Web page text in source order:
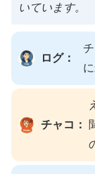
いています。
ログ：
チャコ：